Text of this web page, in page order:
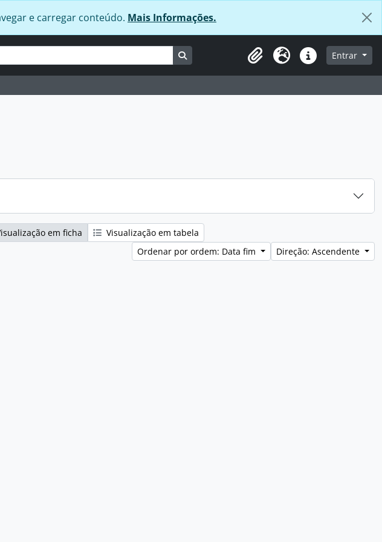
e carregar conteúdo. Mais Informações.
Busque na página de navegação
Área de transferência
Idioma Ligações rápidas
Entrar
em ficha
Visualização em tabela
Ordenar por ordem: Data fim
Direção: Ascendente